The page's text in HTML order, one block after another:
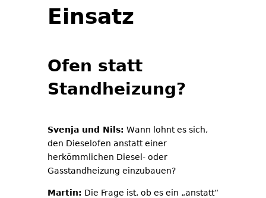
Einsatz
Ofen statt
Standheizung?
Svenja und Nils: Wann lohnt es sich,
den Dieselofen anstatt einer
herkömmlichen Diesel- oder
Gasstandheizung einzubauen?
Martin: Die Frage ist, ob es ein „anstatt“